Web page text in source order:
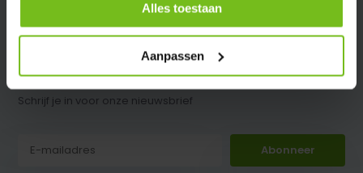
Alles toestaan
Aanpassen
Schrijf je in voor onze nieuwsbrief
Abonneer